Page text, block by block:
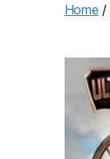
Home /